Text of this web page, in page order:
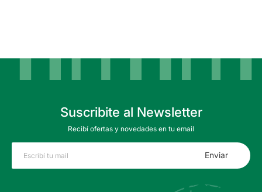
Suscribite al Newsletter
Recibí ofertas y novedades en tu email
Enviar